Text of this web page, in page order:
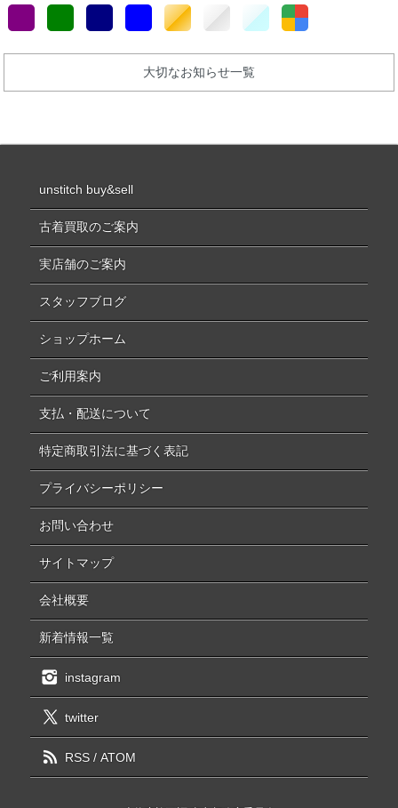
大切なお知らせ一覧
unstitch buy&sell
古着買取のご案内
実店舗のご案内
スタッフブログ
ショップホーム
ご利用案内
支払・配送について
特定商取引法に基づく表記
プライバシーポリシー
お問い合わせ
サイトマップ
会社概要
新着情報一覧
instagram
twitter
RSS/ ATOM